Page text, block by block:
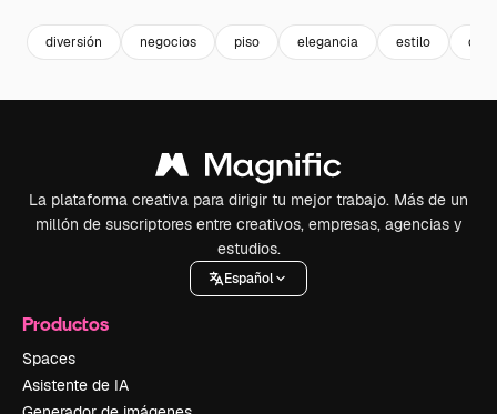
diversión negocios piso elegancia estilo
La plataforma creativa para dirigir tu mejor trabajo. Más de un
millón de suscriptores entre creativos, empresas, agencias y
estudios.
Español
Productos
Spaces
Asistente de IA